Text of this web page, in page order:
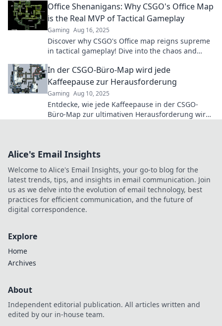
Office Shenanigans: Why CSGO's Office Map
is the Real MVP of Tactical Gameplay
Gaming Aug 16, 2025
Discover why CSGO's Office map reigns supreme
in tactical gameplay! Dive into the chaos and
In der CSGO-Büro-Map wird jede
Kaffeepause zur Herausforderung
Gaming Aug 10, 2025
Entdecke, wie jede Kaffeepause in der CSGO-
Büro-Map zur ultimativen Herausforderung wird!
Alice's Email Insights
Welcome to Alice's Email Insights, your go-to blog for the
latest trends, tips, and insights in email communication. Join
us as we delve into the evolution of email technology, best
practices for efficient communication, and the future of
digital correspondence.
Explore
Home
Archives
About
Independent editorial publication. All articles written and
edited by our in-house team.